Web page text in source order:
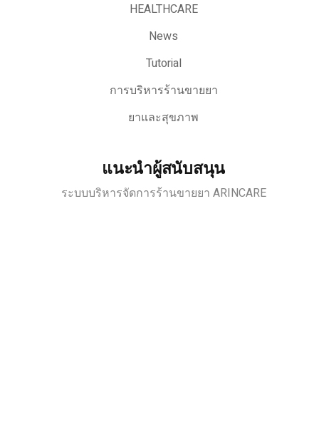
HEALTHCARE
News
Tutorial
การบริหารร้านขายยา
ยาและสุขภาพ
แนะนำผู้สนับสนุน
ระบบบริหารจัดการร้านขายยา ARINCARE